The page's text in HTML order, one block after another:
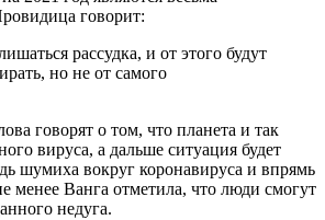
говорит:
рассудка, и от этого будут
но не от самого
говорят о том, что планета и так
вируса, а дальше ситуация будет
шумиха вокруг коронавируса и впрямь
менее Ванга отметила, что люди смогут
недуга.